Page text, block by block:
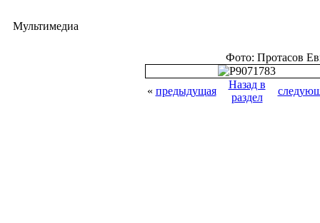
Мультимедиа
Фото: Протасов
« предыдущая
Назад в
раздел